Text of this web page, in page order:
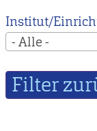
Institut/
- Alle -